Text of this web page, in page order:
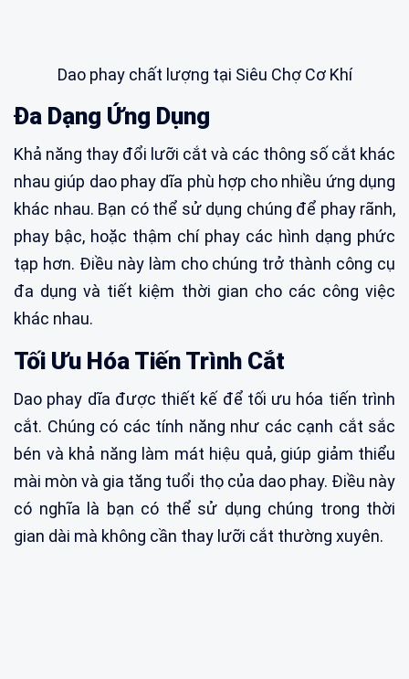
Dao phay chất lượng tại Siêu Chợ Cơ Khí
Đa Dạng Ứng Dụng
Khả năng thay đổi lưỡi cắt và các thông số cắt khác
nhau giúp dao phay dĩa phù hợp cho nhiều ứng dụng
khác nhau. Bạn có thể sử dụng chúng để phay rãnh,
phay bậc, hoặc thậm chí phay các hình dạng phức
tạp hơn. Điều này làm cho chúng trở thành công cụ
đa dụng và tiết kiệm thời gian cho các công việc
khác nhau.
Tối Ưu Hóa Tiến Trình Cắt
Dao phay dĩa được thiết kế để tối ưu hóa tiến trình
cắt. Chúng có các tính năng như các cạnh cắt sắc
bén và khả năng làm mát hiệu quả, giúp giảm thiểu
mài mòn và gia tăng tuổi thọ của dao phay. Điều này
có nghĩa là bạn có thể sử dụng chúng trong thời
gian dài mà không cần thay lưỡi cắt thường xuyên.